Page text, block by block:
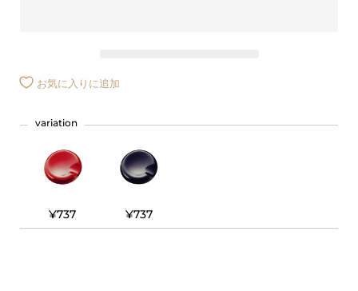
お気に入りに追加
variation
¥737 ¥737